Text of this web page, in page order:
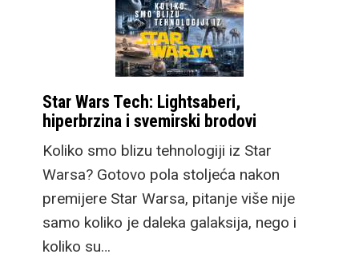
Star Wars Tech: Lightsaberi,
hiperbrzina i svemirski brodovi
Koliko smo blizu tehnologiji iz Star
Warsa? Gotovo pola stoljeća nakon
premijere Star Warsa, pitanje više nije
samo koliko je daleka galaksija, nego i
koliko su…